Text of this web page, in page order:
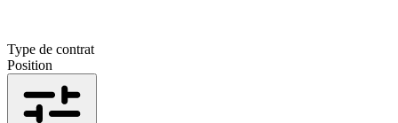
Type de contrat
Position